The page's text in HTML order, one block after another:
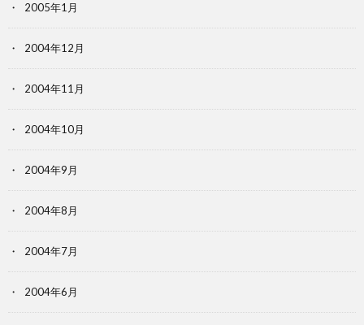
2005年1月
2004年12月
2004年11月
2004年10月
2004年9月
2004年8月
2004年7月
2004年6月